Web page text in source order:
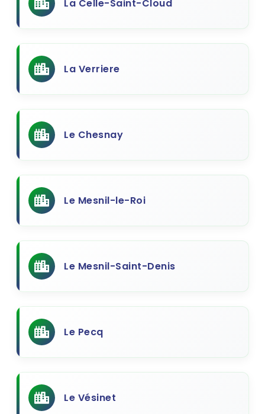
La Celle-Saint-Cloud
La Verriere
Le Chesnay
Le Mesnil-le-Roi
Le Mesnil-Saint-Denis
Le Pecq
Le Vésinet